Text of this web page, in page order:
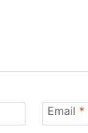
Email *